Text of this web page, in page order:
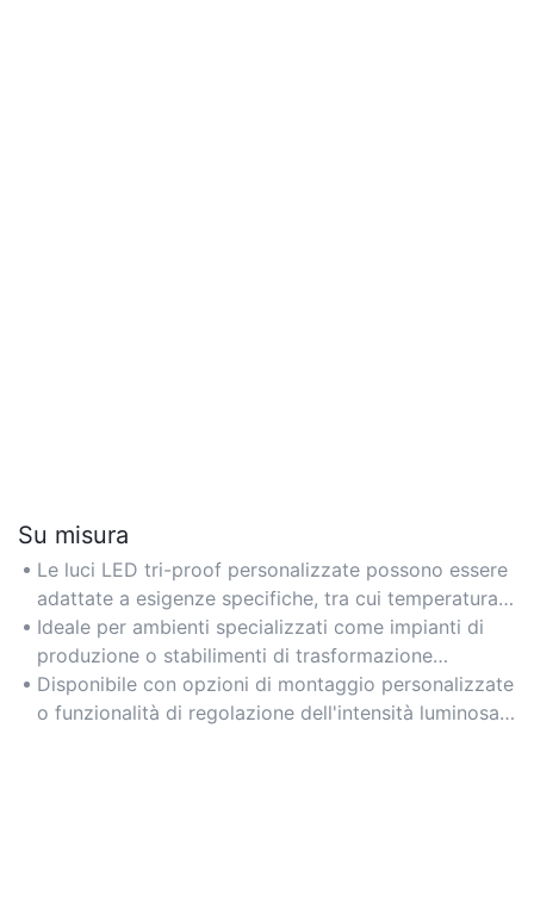
Su misura
Le luci LED tri-proof personalizzate possono essere
adattate a esigenze specifiche, tra cui temperatura
di colore, potenza e dimensioni, garantendo
soluzioni di illuminazione ottimali per spazi unici.
Ideale per ambienti specializzati come impianti di
produzione o stabilimenti di trasformazione
alimentare, dove condizioni di illuminazione precise
sono fondamentali.
Disponibile con opzioni di montaggio personalizzate
o funzionalità di regolazione dell'intensità luminosa